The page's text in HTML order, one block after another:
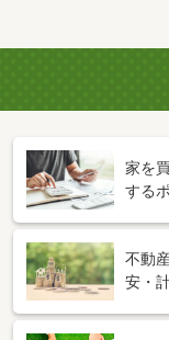
家を
する
不動
安・